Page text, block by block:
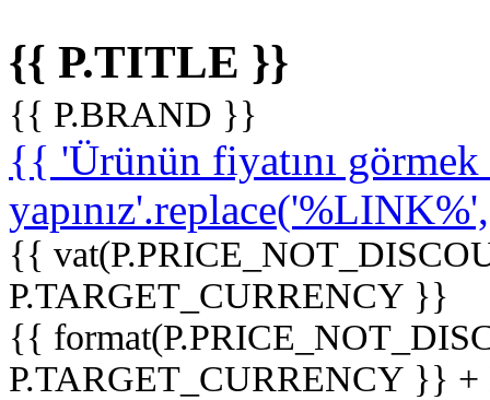
{{ P.TITLE }}
{{ P.BRAND }}
{{ 'Ürünün fiyatını
{{
P.TARGET_CURRENCY }}
{{
P.TARGET_CURRENCY }}